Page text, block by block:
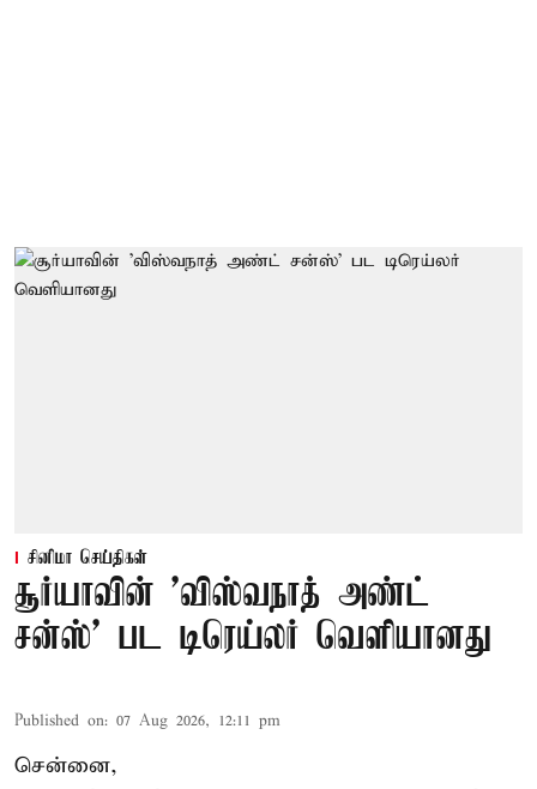
சினிமா செய்திகள்
சூர்யாவின் 'விஸ்வநாத் அண்ட்
சன்ஸ்' பட டிரெய்லர் வெளியானது
Published on: 07 Aug 2026, 12:11 pm
சென்னை,